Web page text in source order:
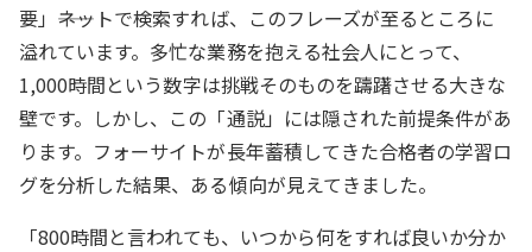
要」――ネットで検索すれば、このフレーズが至るところに
溢れています。多忙な業務を抱える社会人にとって、
1,000時間という数字は挑戦そのものを躊躇させる大きな
壁です。しかし、この「通説」には隠された前提条件があ
ります。フォーサイトが長年蓄積してきた合格者の学習ロ
グを分析した結果、ある傾向が見えてきました。
「800時間と言われても、いつから何をすれば良いか分か